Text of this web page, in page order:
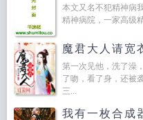
本文又名不犯精神病
精神病院，一家高级
魔君大人请宽
第一次见他，洗了澡
了吻，看了身，还被
三...
我有一枚合成